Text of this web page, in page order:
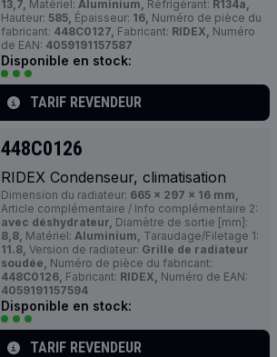
13,7, Matériel: Aluminium, Réfrigérant: R134a,
Hauteur: 585, Épaisseur: 16, Numéro de pièce du
fabricant: 448C0127, Fabricant: RIDEX, Numéro
de EAN: 4059191157587
Disponible en stock:
TARIF REVENDEUR
448C0126
RIDEX Condenseur, climatisation
Dimension du radiateur: 665 x 297 x 16 mm,
Article complémentaire / Info complémentaire 2:
avec déshydrateur, Diamètre de sortie [mm]:
8,8, Matériel: Aluminium, Taraudage/Filetage 1:
11.8, Version de radiateur: Grille de radiateur
soudée, Numéro de pièce du fabricant:
448C0126, Fabricant: RIDEX, Numéro de EAN:
4059191157594
Disponible en stock:
TARIF REVENDEUR